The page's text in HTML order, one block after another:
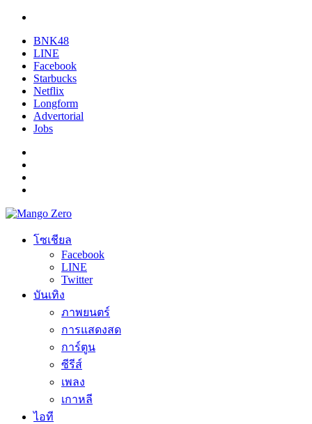
BNK48
LINE
Facebook
Starbucks
Netflix
Longform
Advertorial
Jobs
โซเชียล
Facebook
LINE
Twitter
บันเทิง
ภาพยนตร์
การแสดงสด
การ์ตูน
ซีรีส์
เพลง
เกาหลี
ไอที